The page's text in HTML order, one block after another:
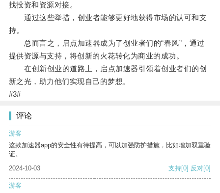
找投资和资源对接。
通过这些举措，创业者能够更好地获得市场的认可和支
持。
总而言之，启点加速器成为了创业者们的“春风”，通过
提供资源与支持，将创新的火花转化为商业的成功。
在创新创业的道路上，启点加速器引领着创业者们的创
新之光，助力他们实现自己的梦想。
#3#
评论
游客
这款加速器app的安全性有待提高，可以加强防护措施，比如增加双重验
证。
2024-10-03
支持[0] 反对[0]
游客